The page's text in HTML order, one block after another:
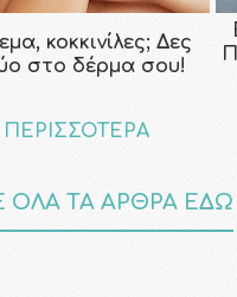
κοκκινίλες; Δες
στο δέρμα σου!
ΠΕΡΙΣΣΟΤΕΡΑ
ΟΛΑ ΤΑ ΑΡΘΡΑ ΕΔΩ